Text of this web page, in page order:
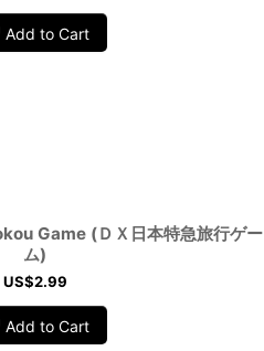
Add to Cart
Game (ＤＸ日本特急旅行ゲー
ム)
US$2.99
Add to Cart